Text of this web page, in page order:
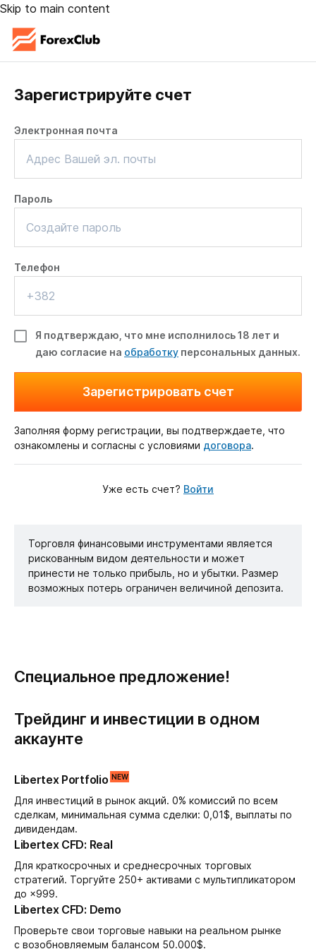
Skip to main content
Зарегистрируйте счет
Электронная почта
Пароль
Телефон
Я подтверждаю, что мне исполнилось 18 лет и
даю согласие на обработку персональных данных.
Зарегистрировать счет
Заполняя форму регистрации, вы подтверждаете, что
ознакомлены и согласны с условиями договора.
Уже есть счет? Войти
Торговля финансовыми инструментами является
рискованным видом деятельности и может
принести не только прибыль, но и убытки. Размер
возможных потерь ограничен величиной депозита.
Специальное предложение!
Трейдинг и инвестиции в одном
аккаунте
Libertex Portfolio
Для инвестиций в рынок акций. 0% комиссий по всем
сделкам, минимальная сумма сделки: 0,01$, выплаты по
дивидендам.
Libertex CFD: Real
Для краткосрочных и среднесрочных торговых
стратегий. Торгуйте 250+ активами с мультипликатором
до ×999.
Libertex CFD: Demo
Проверьте свои торговые навыки на реальном рынке
с возобновляемым балансом 50.000$.